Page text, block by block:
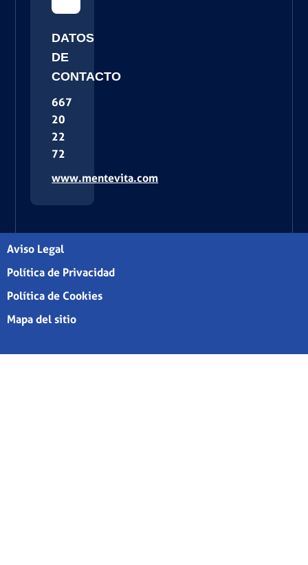
DATOS
DE
CONTACTO
667
20
22
72
www.mentevita.com
Aviso Legal
Política de Privacidad
Política de Cookies
Mapa del sitio